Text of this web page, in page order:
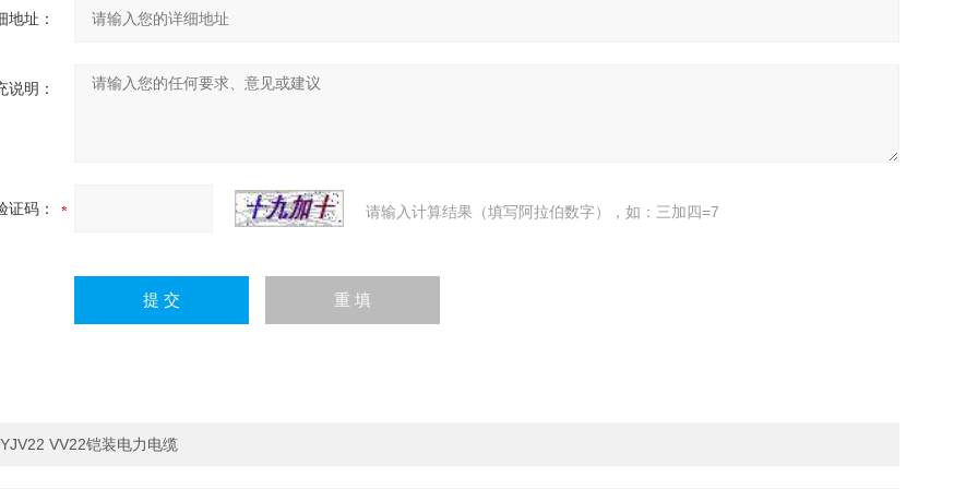
地址：
说明：
证码： 请输入计算结果（填写阿拉伯数字），如：三加四=7
YJV22 VV22铠装电力电缆